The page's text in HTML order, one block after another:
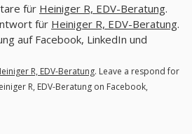
für Heiniger R, EDV-Beratung.
für Heiniger R, EDV-Beratung.
auf Facebook, LinkedIn und
R, EDV-Beratung. Leave a respond for
R, EDV-Beratung on Facebook,